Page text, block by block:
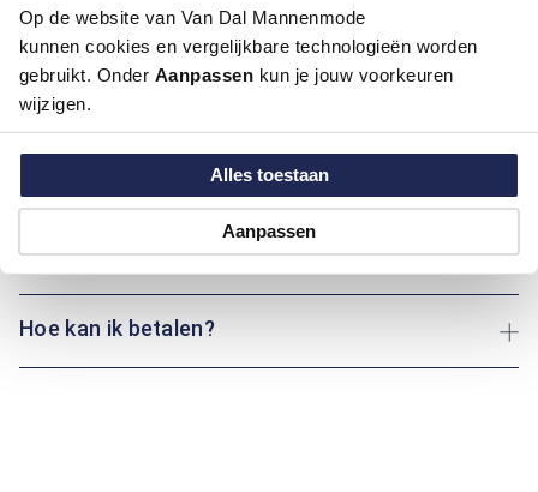
Op de website van Van Dal Mannenmode
kunnen cookies en vergelijkbare technologieën worden
gebruikt. Onder Aanpassen kun je jouw voorkeuren
wijzigen.
Alles toestaan
Aanpassen
Artikelnummer
1016241-22-62
Kleur:
Licht Blauw
Pasvorm:
Regular Fit
Motief:
Over Bartlett
Hoe kan ik betalen?